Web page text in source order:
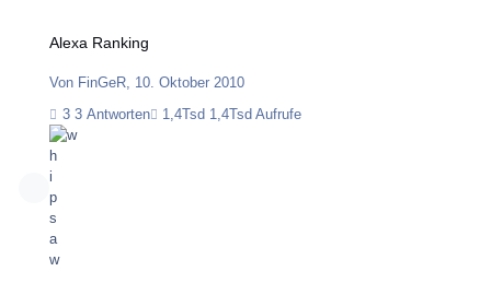
Alexa Ranking
Von FinGeR, 10. Oktober 2010
3 Antworten
1,4Tsd Aufrufe